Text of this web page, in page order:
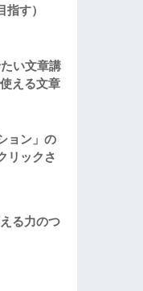
す）
い文章講
える文章
ョン」の
リックさ
る力のつ